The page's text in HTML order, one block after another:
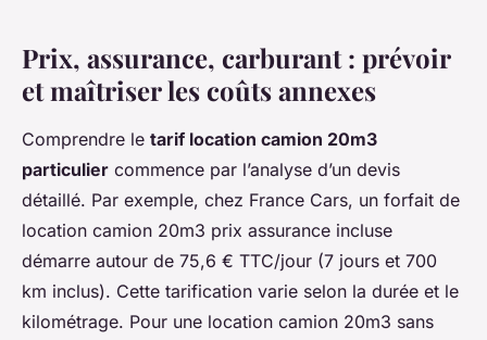
Prix, assurance, carburant : prévoir
et maîtriser les coûts annexes
Comprendre le tarif location camion 20m3
particulier commence par l’analyse d’un devis
détaillé. Par exemple, chez France Cars, un forfait de
location camion 20m3 prix assurance incluse
démarre autour de 75,6 € TTC/jour (7 jours et 700
km inclus). Cette tarification varie selon la durée et le
kilométrage. Pour une location camion 20m3 sans